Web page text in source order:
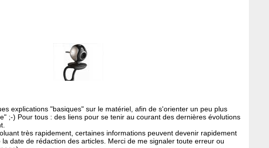
explications "basiques" sur le matériel, afin de s'orienter un peu plus
;-) Pour tous : des liens pour se tenir au courant des dernières évolutions
très rapidement, certaines informations peuvent devenir rapidement
date de rédaction des articles. Merci de me signaler toute erreur ou